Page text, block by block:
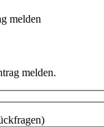
melden
melden.